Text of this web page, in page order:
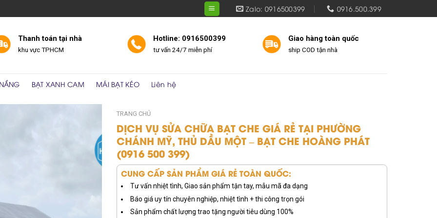
Zalo: 0916500399 0916.500.399
Thanh toán tại nhà
khu vực TPHCM
Hotline: 0916500399
tư vấn 24/7 miễn phí
Giao hàng toàn quốc
ship COD tận nhà
BẠT XANH CAM MÁI BẠT KÉO Liên hệ
TRANG CHỦ
DỊCH VỤ SỬA CHỮA BẠT CHE GIÁ RẺ TẠI PHƯỜNG
CHÁNH MỸ, THỦ DẦU MỘT – BẠT CHE HOÀNG PHÁT
(0916 500 399)
CUNG CẤP SẢN PHẨM GIÁ RẺ TOÀN QUỐC:
Tư vấn nhiệt tình, Giao sản phẩm tận tay, mẫu mã đa dạng
Báo giá uy tín chuyên nghiệp, nhiệt tình + thi công trọn gói
Sản phẩm chất lượng trao tặng người tiêu dùng 100%